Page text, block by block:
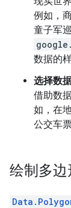
例如，
童子军
数据的样
选择数
借助数
如，在
公交车
绘制多边